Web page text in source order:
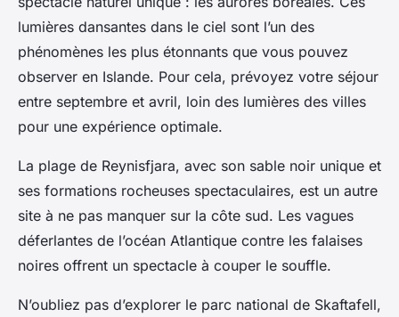
lumières dansantes dans le ciel sont l’un des
phénomènes les plus étonnants que vous pouvez
observer en Islande. Pour cela, prévoyez votre séjour
entre septembre et avril, loin des lumières des villes
pour une expérience optimale.
La plage de Reynisfjara, avec son sable noir unique et
ses formations rocheuses spectaculaires, est un autre
site à ne pas manquer sur la côte sud. Les vagues
déferlantes de l’océan Atlantique contre les falaises
noires offrent un spectacle à couper le souffle.
N’oubliez pas d’explorer le parc national de Skaftafell,